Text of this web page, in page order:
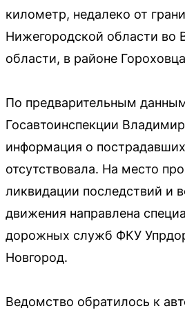
километр, недалеко от
Нижегородской области во
области, в районе
По предварительным
Госавтоинспекции
информация о
отсутствовала. На место
ликвидации последствий и
движения направлена
дорожных служб ФКУ
Новгород.
Ведомство обратилось к